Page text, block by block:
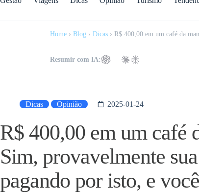
Home › Blog › Dicas › R$ 400,00 em um café da
Resumir com IA:
Dicas Opinião 2025-01-24
R$ 400,00 em um café
Sim, provavelmente
pagando por isto, e